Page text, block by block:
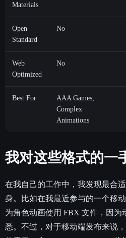
Materials
Open
Standard
No
Web
Optimized
No
Best For
AAA Games,
Complex
Animations
我对这些格式的一
在我自己的工作中，我发现最合
身。比如在我最近参与的一个移
为角色动画使用 FBX 文件，因为
悉。不过，对于移动端发布来说